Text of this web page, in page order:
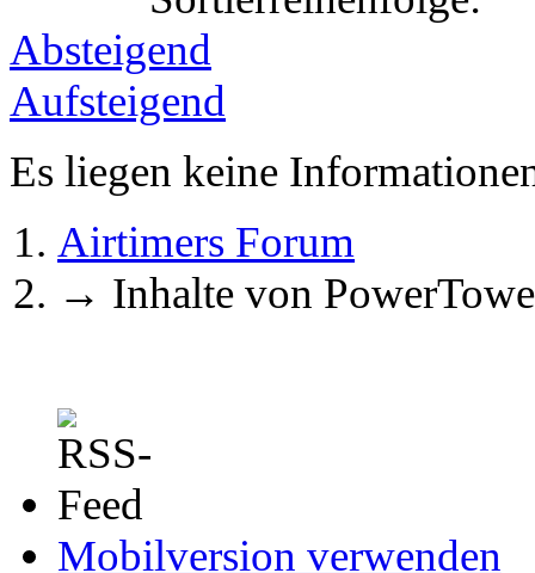
Absteigend
Aufsteigend
Es liegen keine
Airtimers Forum
→ Inhalte von
Mobilversion verwenden